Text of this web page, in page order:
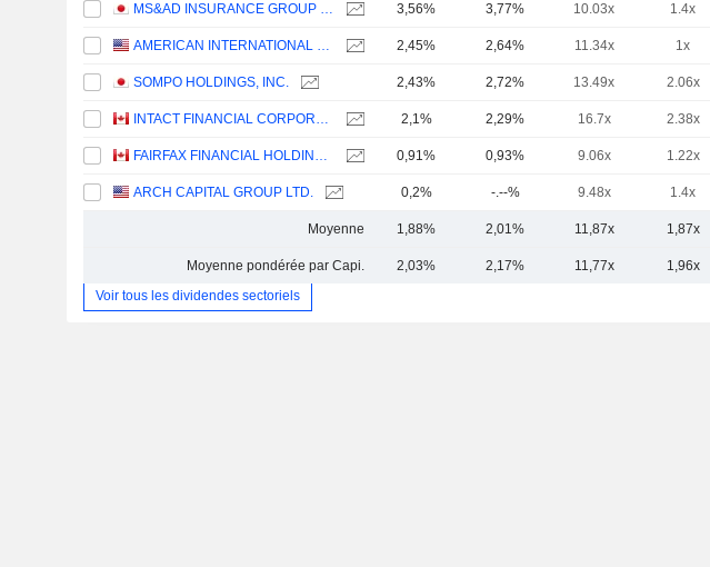
MS&AD INSURANCE GROUP HOLDINGS, INC. 3,56% 3,77% 10.03x 1.4x
AMERICAN INTERNATIONAL GROUP, INC. 2,45% 2,64% 11.34x 1x
SOMPO HOLDINGS, INC. 2,43% 2,72% 13.49x 2.06x
INTACT FINANCIAL CORPORATION 2,1% 2,29% 16.7x 2.38x
FAIRFAX FINANCIAL HOLDINGS LIMITED 0,91% 0,93% 9.06x 1.22x
ARCH CAPITAL GROUP LTD. 0,2% -.--% 9.48x 1.4x
Moyenne 1,88% 2,01% 11,87x 1,87x
Moyenne pondérée par Capi. 2,03% 2,17% 11,77x 1,96x
Voir tous les dividendes sectoriels